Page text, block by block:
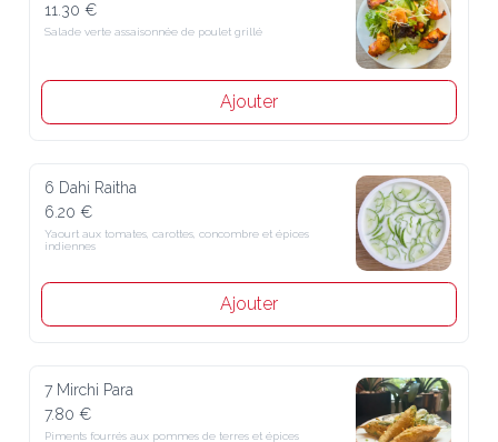
11.30 €
Salade verte assaisonnée de poulet grillé
Ajouter
6 Dahi Raitha
6.20 €
Yaourt aux tomates, carottes, concombre et épices indiennes
Ajouter
7 Mirchi Para
7.80 €
Piments fourrés aux pommes de terres et épices